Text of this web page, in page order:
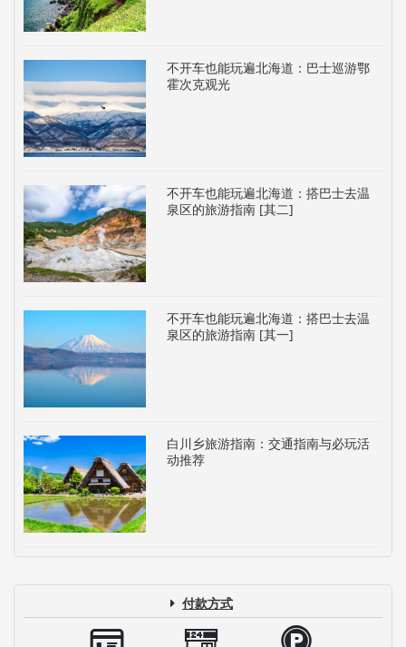
不开车也能玩遍北海道：巴士巡游鄂
霍次克观光
不开车也能玩遍北海道：搭巴士去温
泉区的旅游指南 [其二]
不开车也能玩遍北海道：搭巴士去温
泉区的旅游指南 [其一]
白川乡旅游指南：交通指南与必玩活
动推荐
付款方式